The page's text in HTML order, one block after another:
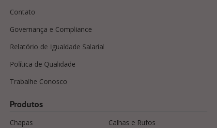
Contato
Governança e Compliance
Relatório de Igualdade Salarial
Política de Qualidade
Trabalhe Conosco
Produtos
Chapas
Calhas e Rufos